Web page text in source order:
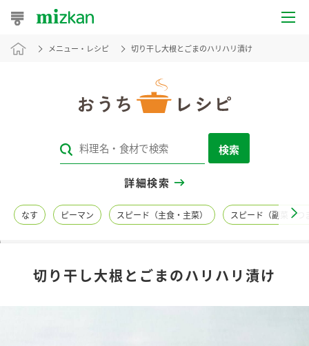
おうちレシピ
レシピカテゴリ一覧
レシピ名特集
商品情報
メニュー・レシピ 切り干し大根とごまのハリハリ漬け
検索
詳細検索
なす ピーマン スピード（主食・主菜） スピード（副菜・つ
切り干し大根とごまのハリハリ漬け